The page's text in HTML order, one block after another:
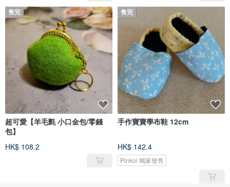
售完
超可愛【羊毛氈 小口金包/零錢
包】
HK$ 108.2
售完
手作寶寶學布鞋 12cm
HK$ 142.4
Pinkoi 獨家發售